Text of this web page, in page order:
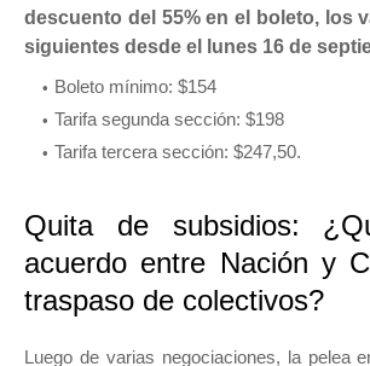
descuento del 55% en el boleto, los
siguientes desde el lunes 16 de
Boleto mínimo: $154
Tarifa segunda sección: $198
Tarifa tercera sección: $247,50.
Quita de subsidios:
acuerdo entre Nación y
traspaso de colectivos?
Luego de varias negociaciones, la pelea